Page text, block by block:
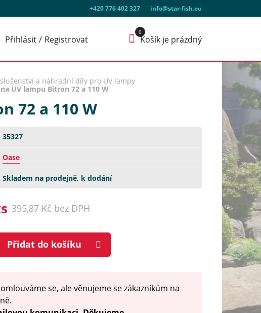
+420 776 402 327 info@star-fish.eu
Přihlásit Registrovat Košík je prázdný
a náhradní díly pro UV lampy
UV lampu Bitron 72 a 110 W
72 a 110 W
35327
Oase
Skladem na prodejně, k dodání
395,87 Kč bez DPH
Přidat do košíku
se, ale věnujeme se zákazníkům na